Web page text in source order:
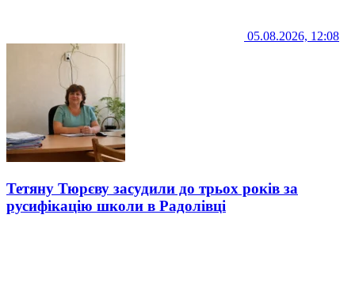
05.08.2026, 12:08
Тетяну Тюрєву засудили до трьох років за
русифікацію школи в Радолівці